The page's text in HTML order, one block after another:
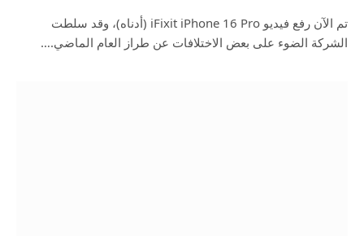
تم الآن رفع فيديو iFixit iPhone 16 Pro (أدناه)، وقد سلطت
الشركة الضوء على بعض الاختلافات عن طراز العام الماضي.…